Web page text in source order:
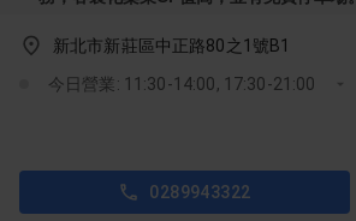
新北市新莊區中正路80之1號B1
今日營業: 11:30-14:00, 17:30-21:00
0289943322